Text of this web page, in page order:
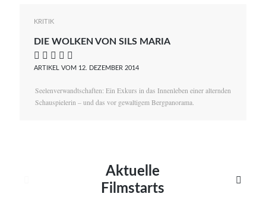
KRITIK
DIE WOLKEN VON SILS MARIA
    
ARTIKEL VOM 12. DEZEMBER 2014
Seelenverwandtschaften: Ein Exkurs in das Innenleben einer alternden
Schauspielerin – und das vor gewaltigem Bergpanorama.
Aktuelle
Filmstarts
